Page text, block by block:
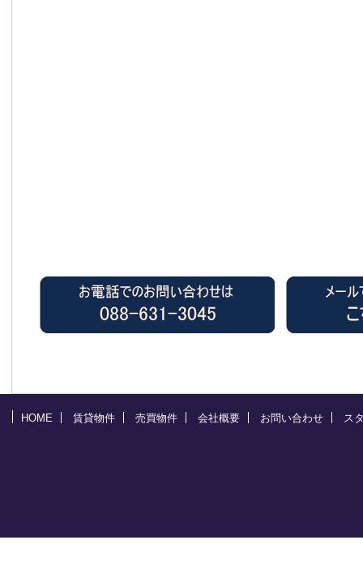
HOME 賃貸物件 売買物件 会社概要 お問い合わせ ス